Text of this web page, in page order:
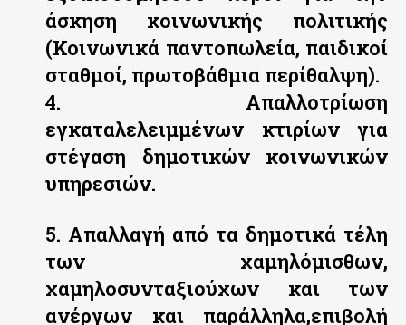
άσκηση κοινωνικής πολιτικής
(Κοινωνικά παντοπωλεία, παιδικοί
σταθμοί, πρωτοβάθμια περίθαλψη).
4. Απαλλοτρίωση
εγκαταλελειμμένων κτιρίων για
στέγαση δημοτικών κοινωνικών
υπηρεσιών.
5. Απαλλαγή από τα δημοτικά τέλη
των χαμηλόμισθων,
χαμηλοσυνταξιούχων και των
ανέργων και παράλληλα,επιβολή